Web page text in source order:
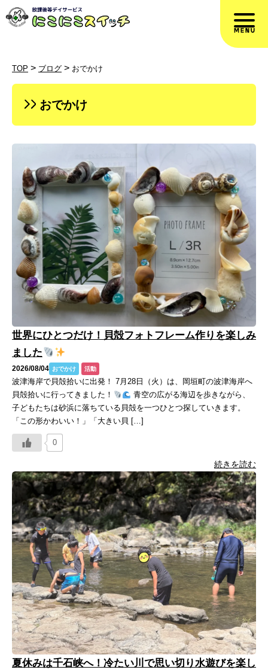
TOP > ブログ > おでかけ
おでかけ
世界にひとつだけ！貝殻フォトフレーム作りを楽しみ
ました
2026/08/04 おでかけ 活動
波津海岸で貝殻拾いに出発！ 7月28日（火）は、岡垣町の波津海岸へ
貝殻拾いに行ってきました！
青空の広がる海辺を歩きながら、
子どもたちは砂浜に落ちている貝殻を一つひとつ探していきます。
「この形かわいい！」「大きい貝 […]
0
続きを読む
夏休みは千石峡へ！冷たい川で思い切り水遊びを楽し